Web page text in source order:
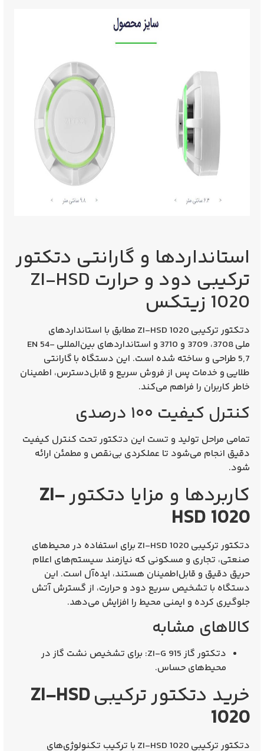
استانداردها و گارانتی دتکتور
ترکیبی دود و حرارت ZI-HSD
1020 زیتکس
دتکتور ترکیبی ZI-HSD 1020 مطابق با استانداردهای
ملی3708، 3709 و 3710 و استانداردهای بین‌المللی EN 54-
5,7 طراحی و ساخته شده است. این دستگاه با گارانتی
طلایی و خدمات پس از فروش سریع و قابل‌دسترس، اطمینان
خاطر کاربران را فراهم می‌کند.
کنترل کیفیت ۱۰۰ درصدی
تمامی مراحل تولید و تست این دتکتور تحت کنترل کیفیت
دقیق انجام می‌شود تا عملکردی بی‌نقص و مطمئن ارائه
شود.
کاربردها و مزایا دتکتورZI-
HSD 1020
دتکتور ترکیبی ZI-HSD 1020 برای استفاده در محیط‌های
صنعتی، تجاری و مسکونی که نیازمند سیستم‌های اعلام
حریق دقیق و قابل‌اطمینان هستند، ایده‌آل است. این
دستگاه با تشخیص سریع دود و حرارت، از گسترش آتش
جلوگیری کرده و ایمنی محیط را افزایش می‌دهد.
کالاهای مشابه
دتکتور گاز ZI-G 915
: برای تشخیص نشت گاز در
محیط‌های حساس.
خرید دتکتور ترکیبیZI-HSD
1020
دتکتور ترکیبی ZI-HSD 1020 با ترکیب تکنولوژی‌های